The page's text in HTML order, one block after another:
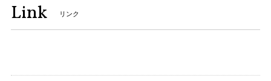
Link リンク